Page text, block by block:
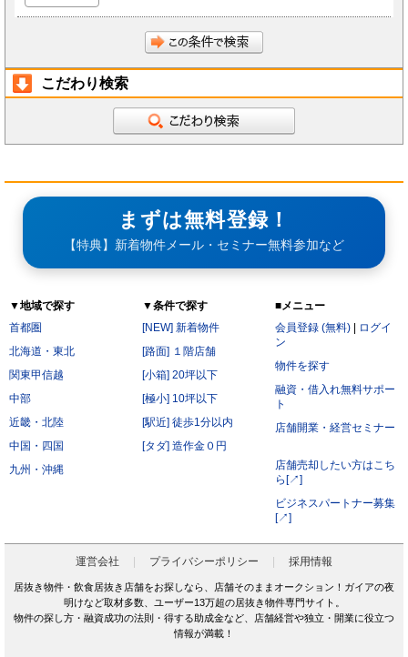
こだわり検索
まずは無料登録！
【特典】新着物件メール・セミナー無料参加など
▼地域で探す
首都圏
北海道・東北
関東甲信越
中部
近畿・北陸
中国・四国
九州・沖縄
▼条件で探す
[NEW] 新着物件
[路面] １階店舗
[小箱] 20坪以下
[極小] 10坪以下
[駅近] 徒歩1分以内
[タダ] 造作金０円
■メニュー
会員登録 (無料)
ログイ
ン
物件を探す
融資・借入れ無料サポー
ト
店舗開業・経営セミナー
店舗売却したい方はこち
ら[↗]
ビジネスパートナー募集
[↗]
運営会社 プライバシーポリシー 採用情報
居抜き物件・飲食居抜き店舗をお探しなら、店舗そのままオークション！ガイアの夜
明けなど取材多数、ユーザー13万超の居抜き物件専門サイト。
物件の探し方・融資成功の法則・得する助成金など、店舗経営や独立・開業に役立つ
情報が満載！